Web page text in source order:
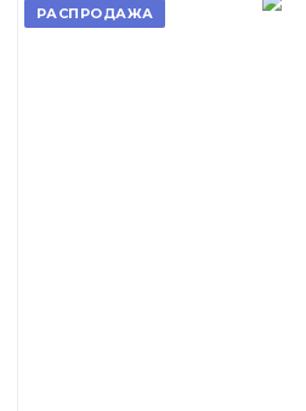
РАСПРОДАЖА